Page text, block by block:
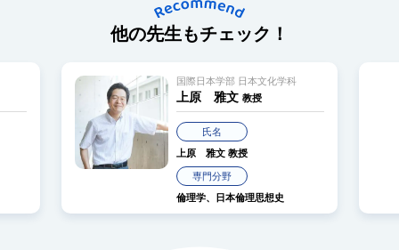
他の先生もチェック！
国際日本学部 日本文化学科
上原 雅文教授
氏名
上原 雅文教授
専門分野
倫理学、日本倫理思想史